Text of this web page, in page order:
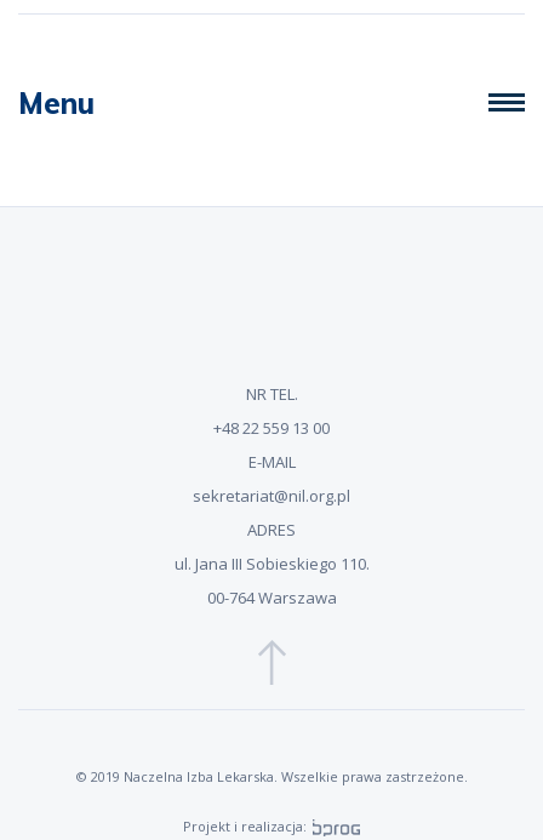
Menu
NR TEL.
+48 22 559 13 00
E-MAIL
sekretariat@nil.org.pl
ADRES
ul. Jana III Sobieskiego 110.
00-764 Warszawa
© 2019 Naczelna Izba Lekarska. Wszelkie prawa zastrzeżone.
Projekt i realizacja: